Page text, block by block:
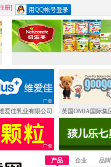
册]
爱佳乳业有限公司 英国OMIA国际集
产品 企业 品牌